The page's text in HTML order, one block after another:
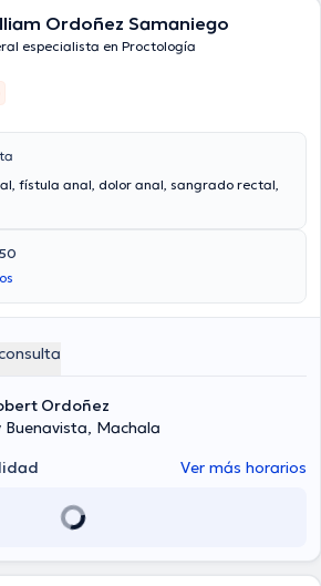
Ordoñez Samaniego
especialista en Proctología
fístula anal, dolor anal, sangrado rectal,
Ordoñez
Buenavista, Machala
Ver más horarios